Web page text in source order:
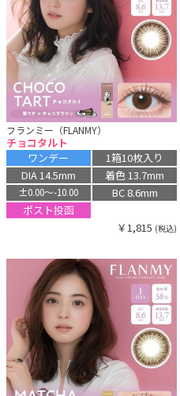
フランミー（FLANMY）
チョコタルト
ワンデー
1箱10枚入り
DIA 14.5mm
着色 13.7mm
±0.00〜-10.00
BC 8.6mm
ポスト投函
￥1,815 (税込)